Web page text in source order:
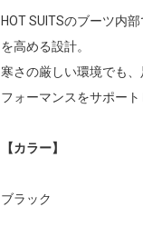
HOT SUITSのブーツ内
を高める設計。
寒さの厳しい環境でも
フォーマンスをサポート
【カラー】
ブラック